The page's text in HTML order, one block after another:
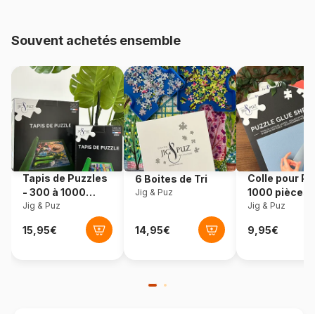
Référence Calypto-7107
EAN 3373910071079
Nombre de pièces 1000 pièces
Dimensions 68 x 48 cm
Souvent achetés ensemble
Tapis de Puzzles
- 300 à 1000
pièces
Jig & Puz
6 Boites de Tri
Jig & Puz
Colle pour
1000 pièces
Jig & Puz